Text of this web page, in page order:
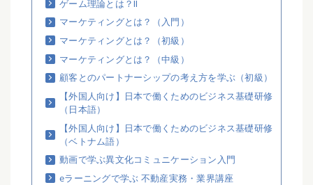
ゲーム理論とは？Ⅱ
マーケティングとは？（入門）
マーケティングとは？（初級）
マーケティングとは？（中級）
顧客とのパートナーシップの考え方を学ぶ（初級）
【外国人向け】日本で働くためのビジネス基礎研修
（日本語）
【外国人向け】日本で働くためのビジネス基礎研修
（ベトナム語）
動画で学ぶ異文化コミュニケーション入門
eラーニングで学ぶ 不動産実務・業界講座